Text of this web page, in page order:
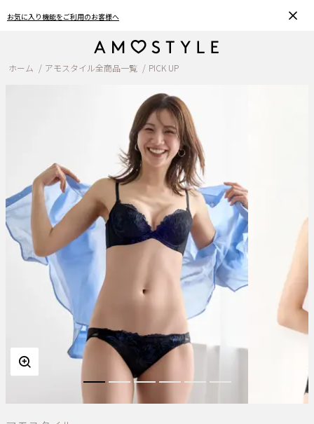
お気に入り機能をご利用のお客様へ
ホーム アモスタイル全商品一覧 PICK UP